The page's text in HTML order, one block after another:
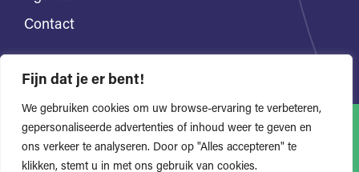
Fijn dat je er bent!
We gebruiken cookies om uw browse-ervaring te verbeteren,
gepersonaliseerde advertenties of inhoud weer te geven en
ons verkeer te analyseren. Door op "Alles accepteren" te
klikken, stemt u in met ons gebruik van cookies.
Contact
Alle rechten voorbehouden Privacyverklaring